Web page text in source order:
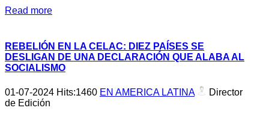
Read more
REBELIÓN EN LA CELAC: DIEZ PAÍSES SE
DESLIGAN DE UNA DECLARACIÓN QUE ALABA AL
SOCIALISMO
01-07-2024 Hits:1460 EN AMERICA LATINA
Director
de Edición